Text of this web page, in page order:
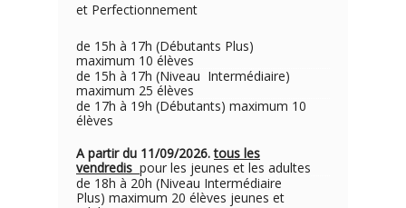
et Perfectionnement
de 15h à 17h (Débutants Plus)
maximum 10 élèves
de 15h à 17h (Niveau Intermédiaire)
maximum 25 élèves
de 17h à 19h (Débutants) maximum 10
élèves
A partir du 11/09/2026.tous les
vendredis pour les jeunes et les adultes
de 18h à 20h (Niveau Intermédiaire
Plus) maximum 20 élèves jeunes et